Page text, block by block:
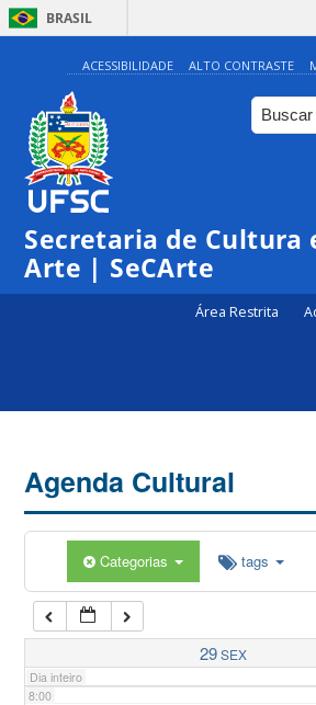
BRASIL
ACESSIBILIDADE ALTO CONTRASTE
Secretaria de Cultura
Arte | SeCArte
Área Restrita
Agenda Cultural
Categorias tags
29SEX
Dia inteiro
0:00
1:00
5:00
7:00
8:00